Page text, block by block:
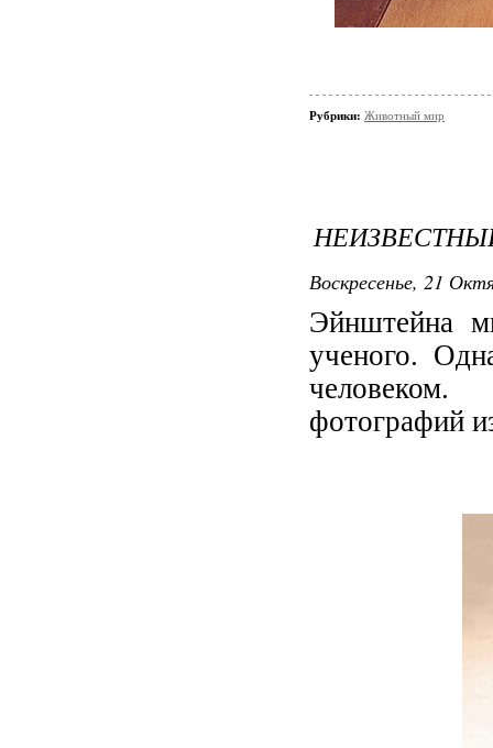
Рубрики: Животный мир
Воскресенье, 21
Эйнштейна
ученого.
фотографий